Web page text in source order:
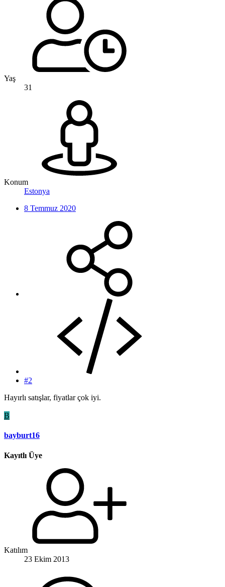
Yaş
31
Konum
Estonya
8 Temmuz 2020
#2
Hayırlı satışlar, fiyatlar çok iyi.
B
bayburt16
Kayıtlı Üye
Katılım
23 Ekim 2013